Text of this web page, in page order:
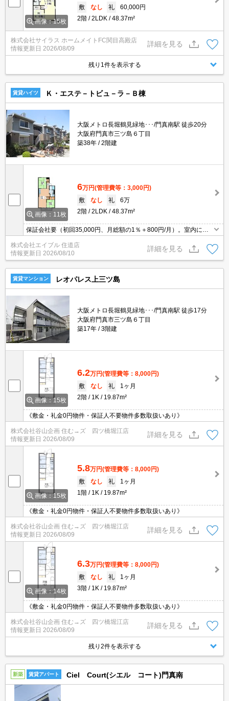
画像：15枚
敷
なし 礼
60,000円
2階
2LDK 48.37m²
株式会社サイラス ホームメイトFC関目高殿店
情報更新日 2026/08/09
詳細を見る
残り1件を表示する
賃貸ハイツ Ｋ・エステ－トビュ－ラ－Ｂ棟
大阪メトロ長堀鶴見緑地･･･/門真南駅 徒歩20分
大阪府門真市三ツ島６丁目
築38年
2階建
画像：11枚
6万円(管理費等：3,000円)
敷
なし 礼
6万
2階
2LDK 48.37m²
保証会社要（初回35,000円、月総額の1％＋800円/月）。室内に洗
濯機置場あり。便利な洗面所独立タイプ。ぜひお問い合わせくださ
い!。
株式会社エイブル 住道店
情報更新日 2026/08/10
詳細を見る
賃貸マンション レオパレス上三ツ島
大阪メトロ長堀鶴見緑地･･･/門真南駅 徒歩17分
大阪府門真市三ツ島６丁目
築17年
3階建
画像：15枚
6.2万円(管理費等：8,000円)
敷
なし 礼
1ヶ月
2階
1K 19.87m²
《敷金・礼金0円物件・保証人不要物件多数取扱いあり》
株式会社谷山企画 住む→ズ 四ツ橋堀江店
情報更新日 2026/08/09
詳細を見る
画像：15枚
5.8万円(管理費等：8,000円)
敷
なし 礼
1ヶ月
1階
1K 19.87m²
《敷金・礼金0円物件・保証人不要物件多数取扱いあり》
株式会社谷山企画 住む→ズ 四ツ橋堀江店
情報更新日 2026/08/09
詳細を見る
画像：14枚
6.3万円(管理費等：8,000円)
敷
なし 礼
1ヶ月
3階
1K 19.87m²
《敷金・礼金0円物件・保証人不要物件多数取扱いあり》
株式会社谷山企画 住む→ズ 四ツ橋堀江店
情報更新日 2026/08/09
詳細を見る
残り2件を表示する
新築 賃貸アパート Ciel Court(シエル コート)門真南